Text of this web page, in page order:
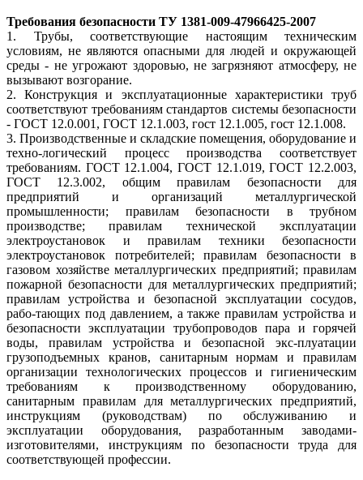
Требования безопасности ТУ 1381-009-47966425-2007
1. Трубы, соответствующие настоящим техническим
условиям, не являются опасными для людей и окружающей
среды - не угрожают здоровью, не загрязняют атмосферу, не
вызывают возгорание.
2. Конструкция и эксплуатационные характеристики труб
соответствуют требованиям стандартов системы безопасности
- ГОСТ 12.0.001, ГОСТ 12.1.003, гост 12.1.005, гост 12.1.008.
3. Производственные и складские помещения, оборудование и
техно-логический процесс производства соответствует
требованиям. ГОСТ 12.1.004, ГОСТ 12.1.019, ГОСТ 12.2.003,
ГОСТ 12.3.002, общим правилам безопасности для
предприятий и организаций металлургической
промышленности; правилам безопасности в трубном
производстве; правилам технической эксплуатации
электроустановок и правилам техники безопасности
электроустановок потребителей; правилам безопасности в
газовом хозяйстве металлургических предприятий; правилам
пожарной безопасности для металлургических предприятий;
правилам устройства и безопасной эксплуатации сосудов,
рабо-тающих под давлением, а также правилам устройства и
безопасности эксплуатации трубопроводов пара и горячей
воды, правилам устройства и безопасной экс-плуатации
грузоподъемных кранов, санитарным нормам и правилам
организации технологических процессов и гигиеническим
требованиям к производственному оборудованию,
санитарным правилам для металлургических предприятий,
инструкциям (руководствам) по обслуживанию и
эксплуатации оборудования, разработанным заводами-
изготовителями, инструкциям по безопасности труда для
соответствующей профессии.